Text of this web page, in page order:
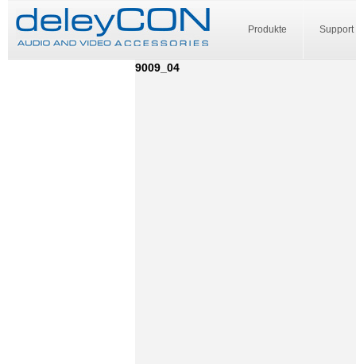
Produkte Support
9009_04